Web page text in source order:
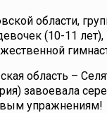
области,
(10-11
область –
завоевала
упражнениям!